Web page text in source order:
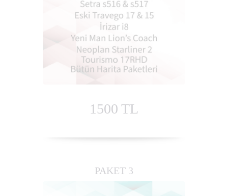
1500 TL
PAKET 3